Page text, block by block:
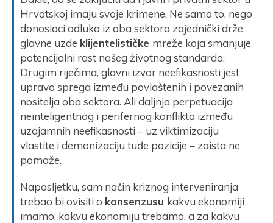
Hrvatskoj imaju svoje krimene. Ne samo to, nego
donosioci odluka iz oba sektora zajednički drže
glavne uzde klijentelističke mreže koja smanjuje
potencijalni rast našeg životnog standarda.
Drugim riječima, glavni izvor neefikasnosti jest
upravo sprega između povlaštenih i povezanih
nositelja oba sektora. Ali daljnja perpetuacija
neinteligentnog i perifernog konflikta između
uzajamnih neefikasnosti – uz viktimizaciju
vlastite i demonizaciju tuđe pozicije – zaista ne
pomaže.
Naposljetku, sam način kriznog interveniranja
trebao bi ovisiti o konsenzusu kakvu ekonomiji
imamo, kakvu ekonomiju trebamo, a za kakvu